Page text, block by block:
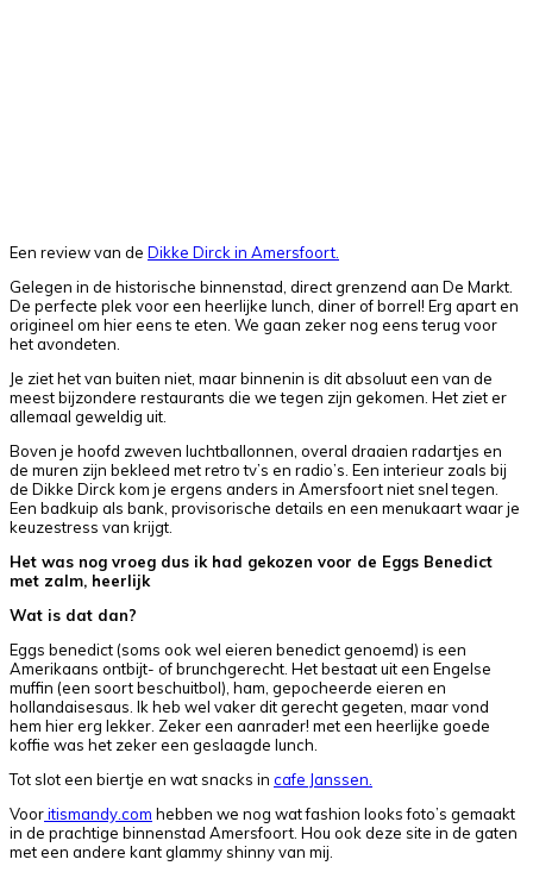
Een review van de Dikke Dirck in Amersfoort.
Gelegen in de historische binnenstad, direct grenzend aan De Markt.
De perfecte plek voor een heerlijke lunch, diner of borrel! Erg apart en
origineel om hier eens te eten. We gaan zeker nog eens terug voor
het avondeten.
Je ziet het van buiten niet, maar binnenin is dit absoluut een van de
meest bijzondere restaurants die we tegen zijn gekomen. Het ziet er
allemaal geweldig uit.
Boven je hoofd zweven luchtballonnen, overal draaien radartjes en
de muren zijn bekleed met retro tv’s en radio’s. Een interieur zoals bij
de Dikke Dirck kom je ergens anders in Amersfoort niet snel tegen.
Een badkuip als bank, provisorische details en een menukaart waar je
keuzestress van krijgt.
Het was nog vroeg dus ik had gekozen voor de Eggs Benedict
met zalm, heerlijk
Wat is dat dan?
Eggs benedict (soms ook wel eieren benedict genoemd) is een
Amerikaans ontbijt- of brunchgerecht. Het bestaat uit een Engelse
muffin (een soort beschuitbol), ham, gepocheerde eieren en
hollandaisesaus. Ik heb wel vaker dit gerecht gegeten, maar vond
hem hier erg lekker. Zeker een aanrader! met een heerlijke goede
koffie was het zeker een geslaagde lunch.
Tot slot een biertje en wat snacks in cafe Janssen.
Vooritismandy.com hebben we nog wat fashion looks foto’s gemaakt
in de prachtige binnenstad Amersfoort. Hou ook deze site in de gaten
met een andere kant glammy shinny van mij.